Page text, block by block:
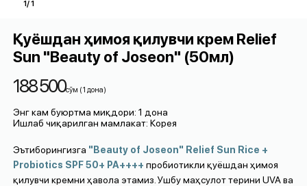
1/1
Қуёшдан ҳимоя қилувчи крем Relief
Sun "Beauty of Joseon" (50мл)
188 500cўм (1 дона)
Энг кам буюртма миқдори: 1 дона
Ишлаб чиқарилган мамлакат: Корея
Эътиборингизга "Beauty of Joseon" Relief Sun Rice +
Probiotics SPF 50+ PA++++ пробиотикли қуёшдан ҳимоя
қилувчи кремни ҳавола этамиз. Ушбу маҳсулот терини UVA ва